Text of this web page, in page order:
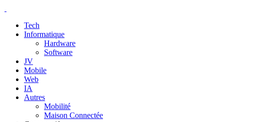
Tech
Informatique
Hardware
Software
JV
Mobile
Web
IA
Autres
Mobilité
Maison Connectée